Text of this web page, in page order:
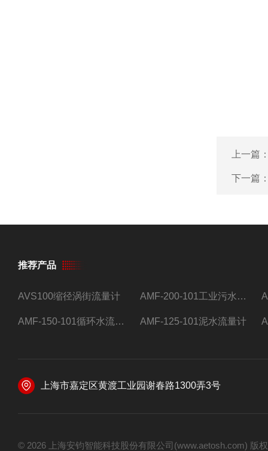
上一篇
下一篇
推荐产品
AVS100缩径涡街流量计 AMF-200-101工业污水流量计
AMF-150-101循环水流量计,电磁流量计 AMF-125-101泥水流量计
上海市嘉定区黄渡工业园谢春路1300弄3号
© 2026 上海安钧智能科技股份有限公司(www.aetosh.com)